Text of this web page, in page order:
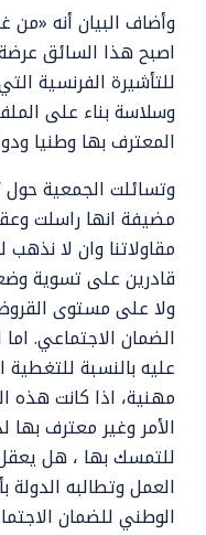
وأضاف البيان أنه
اصبح هذا السائق عرضة
للتأشيرة الفرنسية
وسلاسة بناء على
المعترف بها وطنيا
وتسائلت الجمعية
مضيفة انها راسلت
مقاولاتنا وان لا نذهب
قادرين على تسوية
ولا على مستوى
الضمان الاجتماعي.
عليه بالنسبة
مهنية، اذا كانت هذه
الأمر وغير معترف
للتمسك بها ، هل
العمل وتطالبه الدولة
الوطني للضمان